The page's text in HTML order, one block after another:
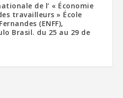
de l’ « Économie
travailleurs » École
(ENFF),
Brasil. du 25 au 29 de